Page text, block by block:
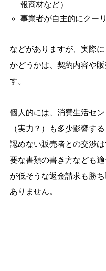
報商材など）
事業者が自主的にクー
などがありますが、実際
かどうかは、契約内容や
す。
個人的には、消費生活セ
（実力？）も多少影響す
認めない販売者との交渉
要な書類の書き方なども
が低そうな返金請求も勝
ありません。